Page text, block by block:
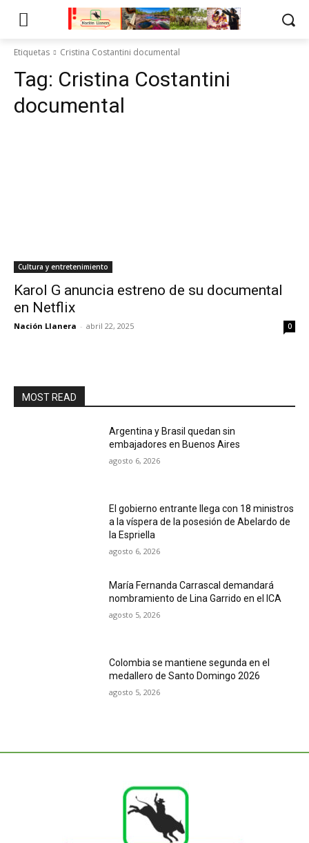
Etiquetas Cristina Costantini documental
Tag: Cristina Costantini
documental
Cultura y entretenimiento
Karol G anuncia estreno de su documental
en Netflix
Nación Llanera - abril 22, 2025 0
MOST READ
Argentina y Brasil quedan sin
embajadores en Buenos Aires
agosto 6, 2026
El gobierno entrante llega con 18 ministros
a la víspera de la posesión de Abelardo de
la Espriella
agosto 6, 2026
María Fernanda Carrascal demandará
nombramiento de Lina Garrido en el ICA
agosto 5, 2026
Colombia se mantiene segunda en el
medallero de Santo Domingo 2026
agosto 5, 2026